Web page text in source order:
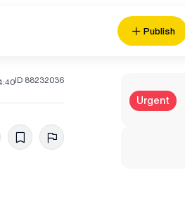
Publish
ID 88232036
Urgent